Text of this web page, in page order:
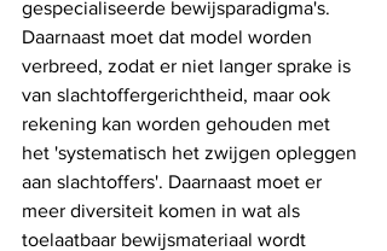
gespecialiseerde bewijsparadigma's.
Daarnaast moet dat model worden
verbreed, zodat er niet langer sprake is
van slachtoffergerichtheid, maar ook
rekening kan worden gehouden met
het 'systematisch het zwijgen opleggen
aan slachtoffers'. Daarnaast moet er
meer diversiteit komen in wat als
toelaatbaar bewijsmateriaal wordt